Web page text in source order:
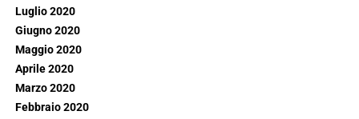
Luglio 2020
Giugno 2020
Maggio 2020
Aprile 2020
Marzo 2020
Febbraio 2020